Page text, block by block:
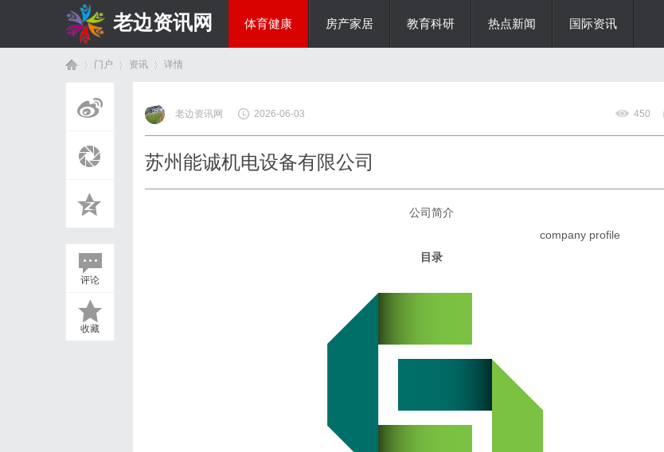
老边资讯网 体育健康 房产家居 教育科研 热点新闻 国际资讯
门户 资讯
›
详情
评论
收藏
老边资讯网 2026-06-03 450
苏州能诚机电设备有限公司
公司简介
company profile
目录